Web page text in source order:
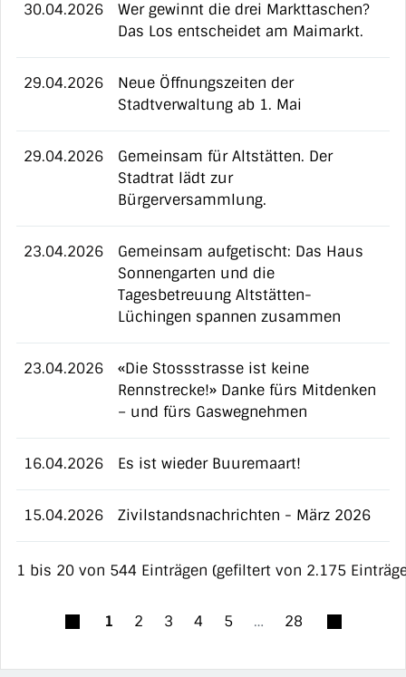
30.04.2026
Wer gewinnt die drei Markttaschen?
Das Los entscheidet am Maimarkt.
29.04.2026
Neue Öffnungszeiten der
Stadtverwaltung ab 1. Mai
29.04.2026
Gemeinsam für Altstätten. Der
Stadtrat lädt zur
Bürgerversammlung.
23.04.2026
Gemeinsam aufgetischt: Das Haus
Sonnengarten und die
Tagesbetreuung Altstätten-
Lüchingen spannen zusammen
23.04.2026
«Die Stossstrasse ist keine
Rennstrecke!» Danke fürs Mitdenken
– und fürs Gaswegnehmen
16.04.2026 Es ist wieder Buuremaart!
15.04.2026 Zivilstandsnachrichten - März 2026
1 bis 20 von 544 Einträgen (gefiltert von 2.175
1 2 3 4 5 … 28